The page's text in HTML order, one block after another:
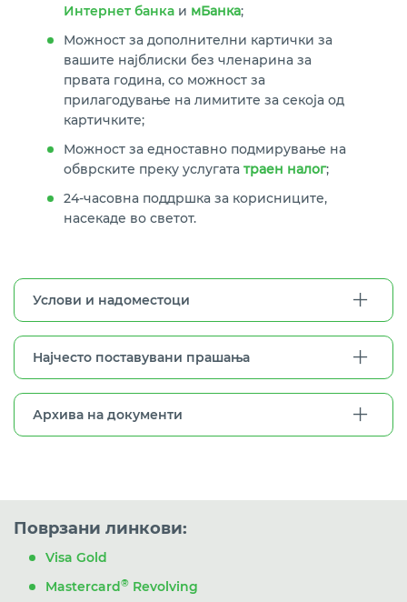
Интернет банка и мБанка;
Можност за дополнителни картички за
вашите најблиски без членарина за
првата година, со можност за
прилагодување на лимитите за секоја од
картичките;
Можност за едноставно подмирување на
обврските преку услугата траен налог;
24-часовна поддршка за корисниците,
насекаде во светот.
Услови и надоместоци
Најчесто поставувани прашања
Архива на документи
Поврзани линкови:
Visa Gold
Mastercard® Revolving